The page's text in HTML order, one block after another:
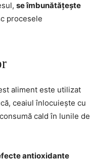
se îmbunătățește
procesele
aliment este utilizat
ceaiul înlocuiește cu
cald în lunile de
antioxidante